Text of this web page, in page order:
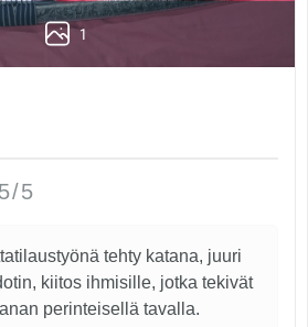
1
5/5
tehty katana, juuri
kiitos ihmisille, jotka tekivät
perinteisellä tavalla.